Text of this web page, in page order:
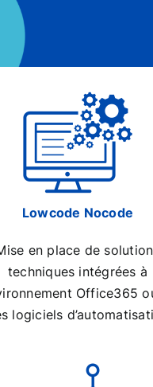
Lowcode Nocode
en place de
techniques intégrées à
Office365
logiciels